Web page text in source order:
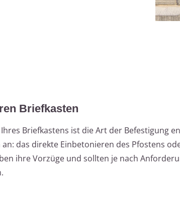
Briefkasten
Briefkastens ist die Art der Befestigung
das direkte Einbetonieren des Pfostens
ihre Vorzüge und sollten je nach